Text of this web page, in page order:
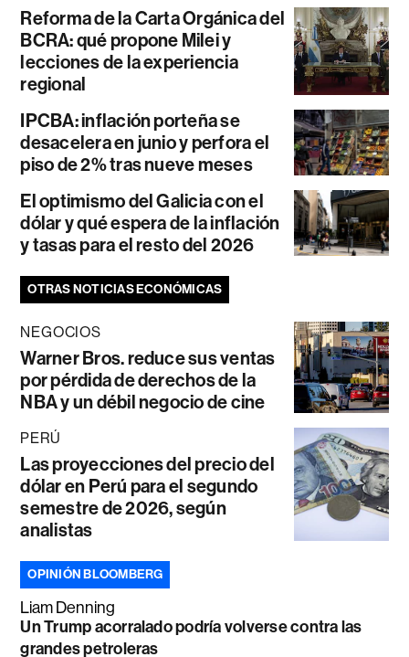
Reforma de la Carta Orgánica del
BCRA: qué propone Milei y
lecciones de la experiencia
regional
IPCBA: inflación porteña se
desacelera en junio y perfora el
piso de 2% tras nueve meses
El optimismo del Galicia con el
dólar y qué espera de la inflación
y tasas para el resto del 2026
OTRAS NOTICIAS ECONÓMICAS
NEGOCIOS
Warner Bros. reduce sus ventas
por pérdida de derechos de la
NBA y un débil negocio de cine
PERÚ
Las proyecciones del precio del
dólar en Perú para el segundo
semestre de 2026, según
analistas
OPINIÓN BLOOMBERG
Liam Denning
Un Trump acorralado podría volverse contra las
grandes petroleras